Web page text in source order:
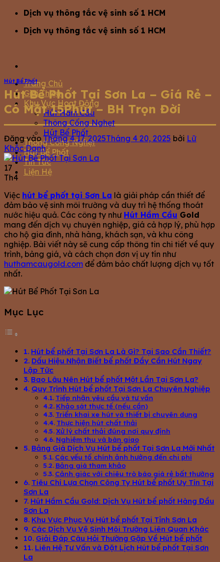
Dịch vụ thông tắc vệ sinh số 1 HCM
Dịch vụ thông tắc vệ sinh số 1 HCM
Trang Chủ
Giới Thiệu
Khu Vực Hoạt Động
Hút Hầm Cầu
Thông Cống Nghẹt
Hút Bể Phốt
Thông Cống Nghẹt
Hút Bể Phốt
Tin Tức
Liện Hệ
Hút Bể Phốt
Hút Bể Phốt Tại Sơn La – Giá Rẻ –
Có Mặt 15Phút – BH Trọn Đời
Đăng vào Tháng 4 17, 2025Tháng 4 20, 2025 bởi Lữ
Khắc Danh
17
Th4
Việc hút bể phốt tại Sơn La là giải pháp cần thiết để
đảm bảo vệ sinh môi trường và duy trì hệ thống thoát
nước hiệu quả. Các công ty như Hút Hầm Cầu Gold
mang đến dịch vụ chuyên nghiệp, giá cả hợp lý, phù hợp
cho hộ gia đình, nhà hàng, khách sạn, và khu công
nghiệp. Bài viết này sẽ cung cấp thông tin chi tiết về quy
trình, bảng giá, và cách chọn đơn vị uy tín như
huthamcaugold.com để đảm bảo chất lượng dịch vụ tốt
nhất.
Mục Lục
Hút bể phốt Tại Sơn La Là Gì? Tại Sao Cần Thiết?
Dấu Hiệu Nhận Biết bể phốt Đầy Cần Hút Ngay
Lập Tức
Bao Lâu Nên Hút bể phốt Một Lần Tại Sơn La?
Quy Trình Hút bể phốt Tại Sơn La Chuyên Nghiệp
Tiếp nhận yêu cầu và tư vấn
Khảo sát thực tế (nếu cần)
Triển khai xe hút và thiết bị chuyên dụng
Thực hiện hút chất thải
Xử lý chất thải đúng nơi quy định
Nghiệm thu và bàn giao
Bảng Giá Dịch Vụ Hút bể phốt Tại Sơn La Mới Nhất
Các yếu tố chính ảnh hưởng đến chi phí
Bảng giá tham khảo
Cảnh giác với chiêu trò báo giá rẻ bất thường
Tiêu Chí Lựa Chọn Công Ty Hút bể phốt Uy Tín Tại
Sơn La
Hút Hầm Cầu Gold: Dịch Vụ Hút bể phốt Hàng Đầu
Sơn La
Khu Vực Phục Vụ Hút bể phốt Tại Tỉnh Sơn La
Các Dịch Vụ Vệ Sinh Môi Trường Liên Quan Khác
Giải Đáp Câu Hỏi Thường Gặp Về Hút bể phốt
Liên Hệ Tư Vấn và Đặt Lịch Hút bể phốt Tại Sơn
La